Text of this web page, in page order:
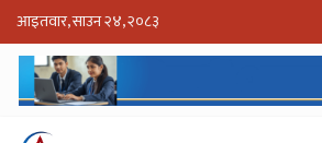
आइतवार, साउन २४, २०८३